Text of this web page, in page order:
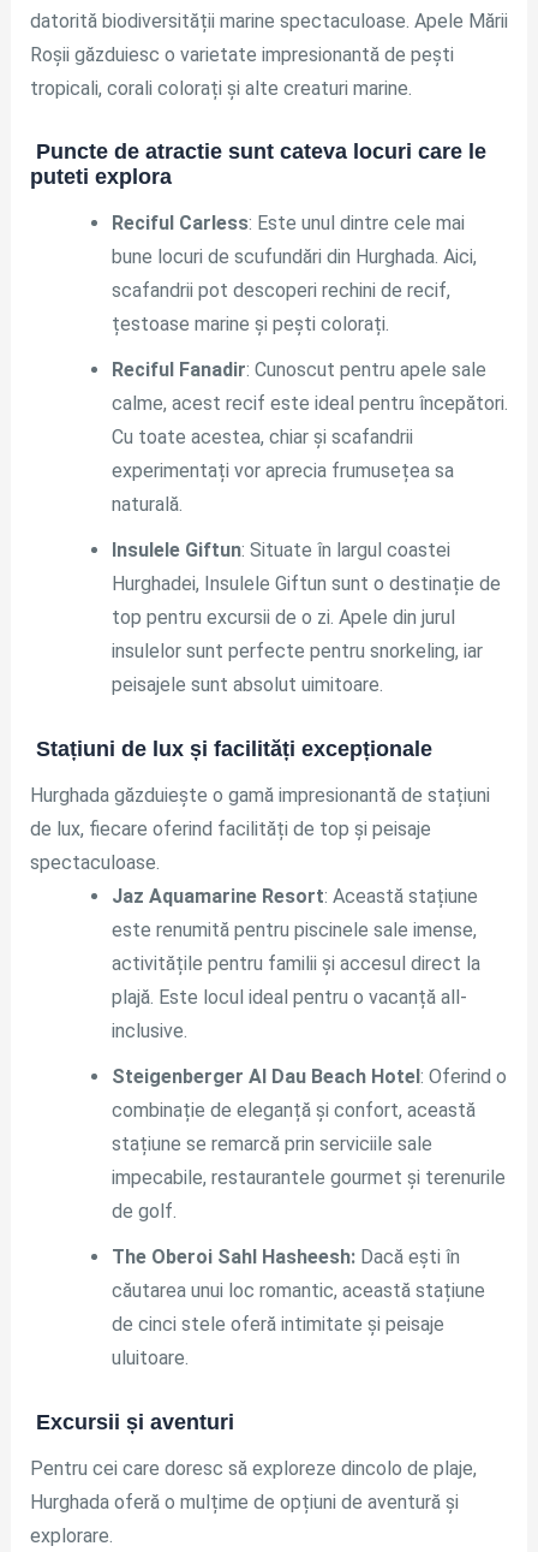
datorită biodiversității marine spectaculoase. Apele Mării
Roșii găzduiesc o varietate impresionantă de pești
tropicali, corali colorați și alte creaturi marine.
Puncte de atractie sunt cateva locuri care le
puteti explora
Reciful Carless: Este unul dintre cele mai
bune locuri de scufundări din Hurghada. Aici,
scafandrii pot descoperi rechini de recif,
țestoase marine și pești colorați.
Reciful Fanadir: Cunoscut pentru apele sale
calme, acest recif este ideal pentru începători.
Cu toate acestea, chiar și scafandrii
experimentați vor aprecia frumusețea sa
naturală.
Insulele Giftun: Situate în largul coastei
Hurghadei, Insulele Giftun sunt o destinație de
top pentru excursii de o zi. Apele din jurul
insulelor sunt perfecte pentru snorkeling, iar
peisajele sunt absolut uimitoare.
Stațiuni de lux și facilități excepționale
Hurghada găzduiește o gamă impresionantă de stațiuni
de lux, fiecare oferind facilități de top și peisaje
spectaculoase.
Jaz Aquamarine Resort: Această stațiune
este renumită pentru piscinele sale imense,
activitățile pentru familii și accesul direct la
plajă. Este locul ideal pentru o vacanță all-
inclusive.
Steigenberger Al Dau Beach Hotel : Oferind o
combinație de eleganță și confort, această
stațiune se remarcă prin serviciile sale
impecabile, restaurantele gourmet și terenurile
de golf.
The Oberoi Sahl Hasheesh:Dacă ești în
căutarea unui loc romantic, această stațiune
de cinci stele oferă intimitate și peisaje
uluitoare.
Excursii și aventuri
Pentru cei care doresc să exploreze dincolo de plaje,
Hurghada oferă o mulțime de opțiuni de aventură și
explorare.